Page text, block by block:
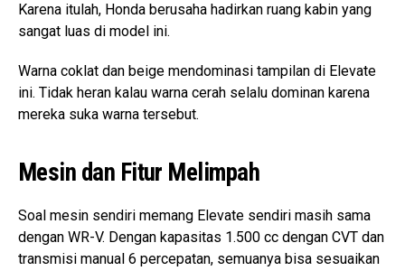
Karena itulah, Honda berusaha hadirkan ruang kabin yang
sangat luas di model ini.
Warna coklat dan beige mendominasi tampilan di Elevate
ini. Tidak heran kalau warna cerah selalu dominan karena
mereka suka warna tersebut.
Mesin dan Fitur Melimpah
Soal mesin sendiri memang Elevate sendiri masih sama
dengan WR-V. Dengan kapasitas 1.500 cc dengan CVT dan
transmisi manual 6 percepatan, semuanya bisa sesuaikan